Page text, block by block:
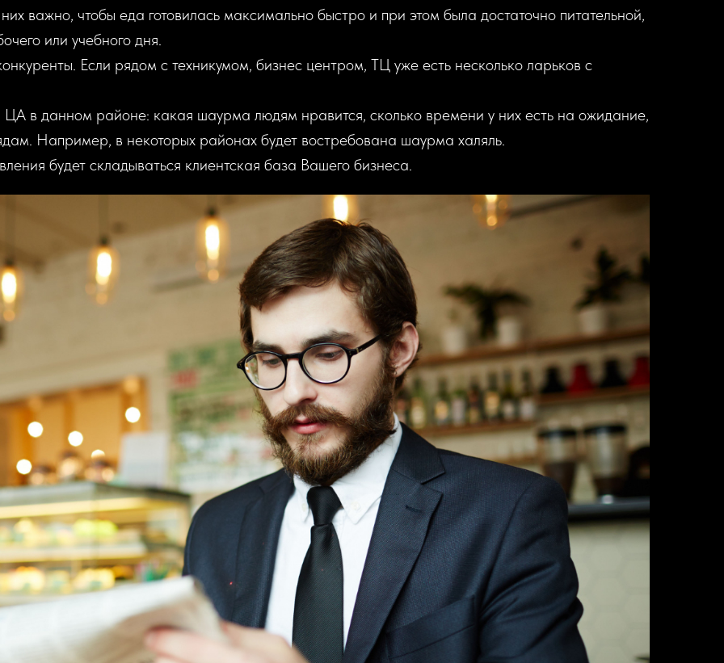
важно, чтобы еда готовилась максимально быстро и при этом была достаточно питательной,
или учебного дня.
Если рядом с техникумом, бизнес центром, ТЦ уже есть несколько ларьков с
ЦА в данном районе: какая шаурма людям нравится, сколько времени у них есть на ожидание,
Например, в некоторых районах будет востребована шаурма халяль.
будет складываться клиентская база Вашего бизнеса.